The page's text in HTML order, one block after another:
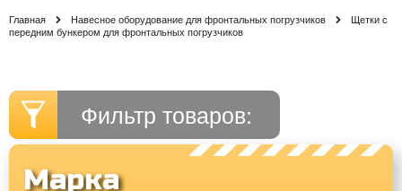
Главная Навесное оборудование для фронтальных погрузчиков
Щетки с
передним бункером для фронтальных погрузчиков
Фильтр товаров:
Марка